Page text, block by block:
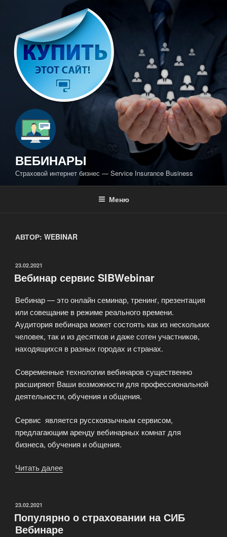
содержимому
ВЕБИНАРЫ
Страховой интернет бизнес — Service Insurance Business
Меню
АВТОР: WEBINAR
ОПУБЛИКОВАНО
23.02.2021
Вебинар сервис SIBWebinar
Вебинар — это онлайн семинар, тренинг, презентация
или совещание в режиме реального времени.
Аудитория вебинара может состоять как из нескольких
человек, так и из десятков и даже сотен участников,
находящихся в разных городах и странах.
Современные технологии вебинаров существенно
расширяют Ваши возможности для профессиональной
деятельности, обучения и общения.
Сервис является русскоязычным сервисом,
предлагающим аренду вебинарных комнат для
бизнеса, обучения и общения.
Читать далее
ОПУБЛИКОВАНО
23.02.2021
Популярно о страховании на СИБ
Вебинаре